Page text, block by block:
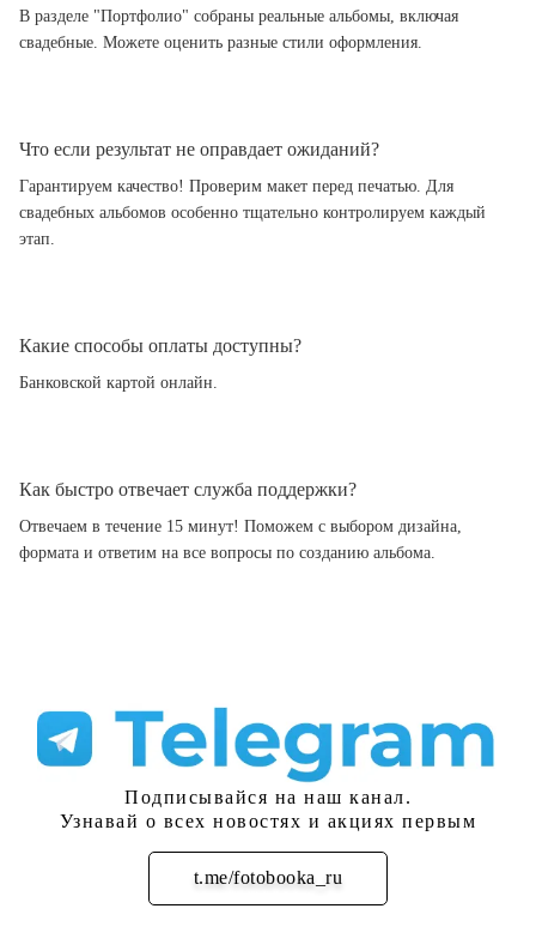
В разделе "Портфолио" собраны реальные альбомы, включая
свадебные. Можете оценить разные стили оформления.
Что если результат не оправдает ожиданий?
Гарантируем качество! Проверим макет перед печатью. Для
свадебных альбомов особенно тщательно контролируем каждый
этап.
Какие способы оплаты доступны?
Банковской картой онлайн.
Как быстро отвечает служба поддержки?
Отвечаем в течение 15 минут! Поможем с выбором дизайна,
формата и ответим на все вопросы по созданию альбома.
Подписывайся на наш канал.
Узнавай о всех новостях и акциях первым
t.me/fotobooka_ru
Подписаться